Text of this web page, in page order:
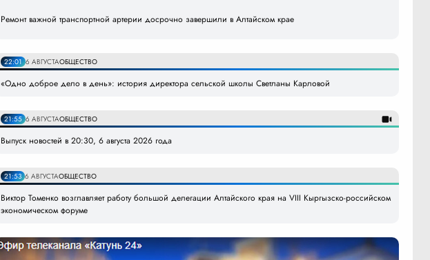
Ремонт важной транспортной артерии досрочно завершили в Алтайском крае
22:01 6 АВГУСТАОБЩЕСТВО
«Одно доброе дело в день»: история директора сельской школы Светланы Карловой
21:55 6 АВГУСТАОБЩЕСТВО
Выпуск новостей в 20:30, 6 августа 2026 года
21:53 6 АВГУСТАОБЩЕСТВО
Виктор Томенко возглавляет работу большой делегации Алтайского края на VIII Кыргызско-российском
экономическом форуме